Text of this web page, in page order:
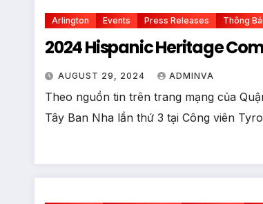
Arlington Events Press Releases Thông
2024 Hispanic Heritage
AUGUST 29, 2024 ADMINVA
Theo nguồn tin trên trang mạng của
Tây Ban Nha lần thứ 3 tại Công viên